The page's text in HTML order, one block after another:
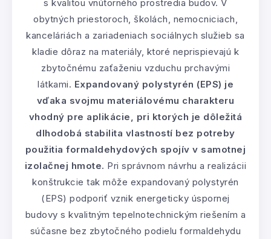
s kvalitou vnútorného prostredia budov. V
obytných priestoroch, školách, nemocniciach,
kanceláriách a zariadeniach sociálnych služieb sa
kladie dôraz na materiály, ktoré neprispievajú k
zbytočnému zaťaženiu vzduchu prchavými
látkami. Expandovaný polystyrén (EPS) je
vďaka svojmu materiálovému charakteru
vhodný pre aplikácie, pri ktorých je dôležitá
dlhodobá stabilita vlastností bez potreby
použitia formaldehydových spojív v samotnej
izolačnej hmote. Pri správnom návrhu a realizácii
konštrukcie tak môže expandovaný polystyrén
(EPS) podporiť vznik energeticky úspornej
budovy s kvalitným tepelnotechnickým riešením a
súčasne bez zbytočného podielu formaldehydu